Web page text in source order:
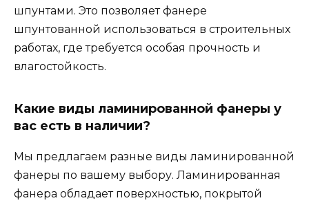
шпунтами. Это позволяет фанере
шпунтованной использоваться в строительных
работах, где требуется особая прочность и
влагостойкость.
Какие виды ламинированной фанеры у
вас есть в наличии?
Мы предлагаем разные виды ламинированной
фанеры по вашему выбору. Ламинированная
фанера обладает поверхностью, покрытой